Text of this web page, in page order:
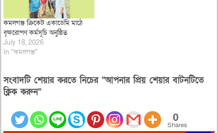
কমলগঞ্জ ক্রিকেট একাডেমি মাঠে
বৃক্ষরোপণ কর্মসূচি অনুষ্ঠিত
July 18, 2026
In "কমলগঞ্জ"
সংবাদটি শেয়ার করতে নিচের “আপনার প্রিয় শেয়ার বাটনটিতে
ক্লিক করুন”
0
Shares